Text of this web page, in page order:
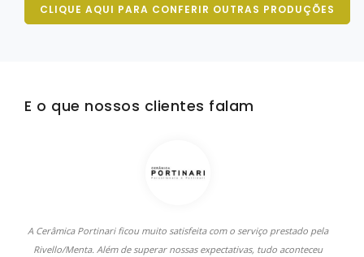
CLIQUE AQUI PARA CONFERIR OUTRAS PRODUÇÕES
E o que nossos clientes falam
A Cerâmica Portinari ficou muito satisfeita com o serviço prestado pela
Rivello/Menta. Além de superar nossas expectativas, tudo aconteceu